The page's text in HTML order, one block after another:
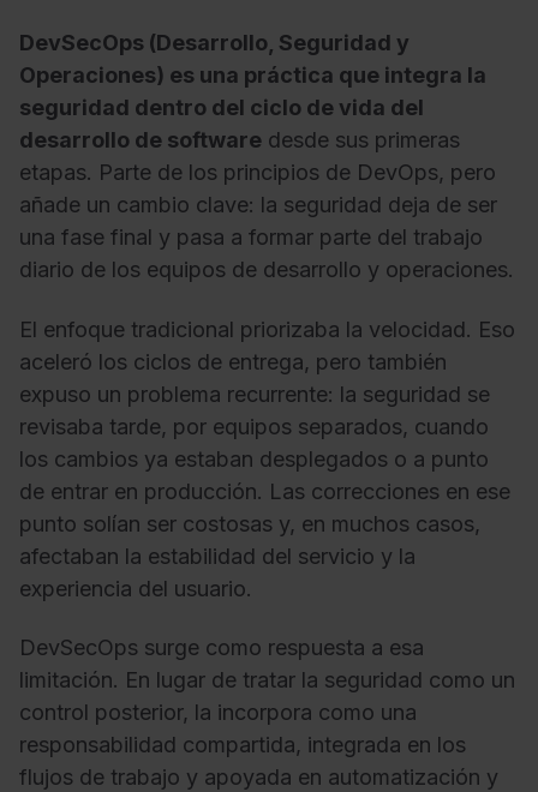
DevSecOps (Desarrollo, Seguridad y
Operaciones) es una práctica que integra la
seguridad dentro del ciclo de vida del
desarrollo de software desde sus primeras
etapas. Parte de los principios de DevOps, pero
añade un cambio clave: la seguridad deja de ser
una fase final y pasa a formar parte del trabajo
diario de los equipos de desarrollo y operaciones.
El enfoque tradicional priorizaba la velocidad. Eso
aceleró los ciclos de entrega, pero también
expuso un problema recurrente: la seguridad se
revisaba tarde, por equipos separados, cuando
los cambios ya estaban desplegados o a punto
de entrar en producción. Las correcciones en ese
punto solían ser costosas y, en muchos casos,
afectaban la estabilidad del servicio y la
experiencia del usuario.
DevSecOps surge como respuesta a esa
limitación. En lugar de tratar la seguridad como un
control posterior, la incorpora como una
responsabilidad compartida, integrada en los
flujos de trabajo y apoyada en automatización y